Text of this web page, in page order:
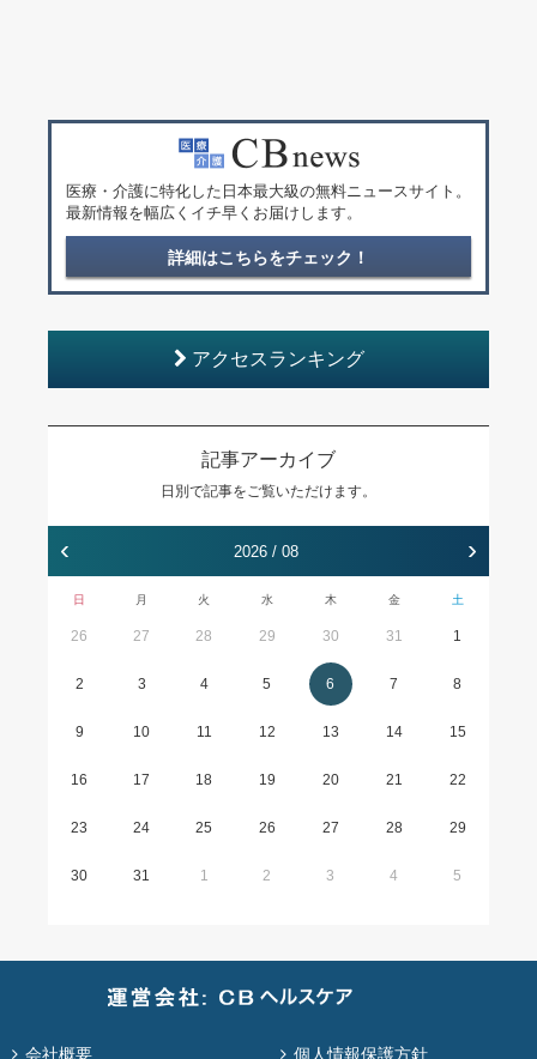
医療・介護に特化した日本最大級の無料ニュースサイト。
最新情報を幅広くイチ早くお届けします。
詳細はこちらをチェック！
アクセスランキング
記事アーカイブ
日別で記事をご覧いただけます。
‹ 2026 / 08 ›
日 月 火 水 木 金 土
26 27 28 29 30 31 1
2 3 4 5 6 7 8
9 10 11 12 13 14 15
16 17 18 19 20 21 22
23 24 25 26 27 28 29
30 31 1 2 3 4 5
会社概要 個人情報保護方針